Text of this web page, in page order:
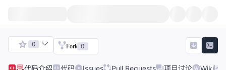
0 Fork 0
代码介绍 代码 Issues Pull Requests 项目讨论 Wiki